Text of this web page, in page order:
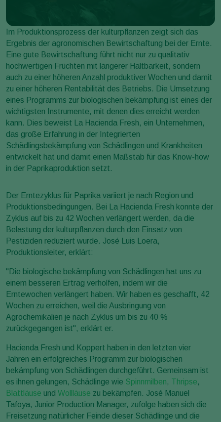
Im Produktionsprozess der kulturpflanzen zeigt sich das
Ergebnis der agronomischen Bewirtschaftung bei der Ernte.
Eine gute Bewirtschaftung führt nicht nur zu qualitativ
hochwertigen Früchten mit längerer Haltbarkeit, sondern
auch zu einer höheren Anzahl produktiver Wochen und damit
zu einer höheren Rentabilität des Betriebs. Die Umsetzung
eines Programms zur biologischen bekämpfung ist eines der
wichtigsten Instrumente, mit denen dies erreicht werden
kann. Dies beweist La Hacienda Fresh, ein Unternehmen,
das große Erfahrung in der Integrierten
Schädlingsbekämpfung von Schädlingen und Krankheiten
entwickelt hat und damit einen Maßstab für das Know-how
in der Paprikaproduktion setzt.
Der Erntezyklus für Paprika variiert je nach Region und
Produktionsbedingungen. Bei La Hacienda Fresh konnte der
Zyklus auf bis zu 42 Wochen verlängert werden, da die
Belastung der kulturpflanzen durch den Einsatz von
Pestiziden reduziert wurde. José Luis Loera,
Produktionsleiter, erklärt:
"Die biologische bekämpfung von Schädlingen hat uns zu
einem besseren Ertrag verholfen, indem wir die
Erntewochen verlängert haben. Wir haben es geschafft, 42
Wochen zu erreichen, weil die Ausbringung von
Agrochemikalien je nach Zyklus um bis zu 40 %
zurückgegangen ist", erklärt er.
Hacienda Fresh und Koppert haben in den letzten vier
Jahren ein erfolgreiches Programm zur biologischen
bekämpfung von Schädlingen durchgeführt. Gemeinsam ist
es ihnen gelungen, Schädlinge wie Spinnmilben, Thripse,
Blattläuse und Wollläuse zu bekämpfen. José Manuel
Tafoya, Junior Production Manager, zufolge haben sich die
Freisetzung natürlicher Feinde dieser Schädlinge und die